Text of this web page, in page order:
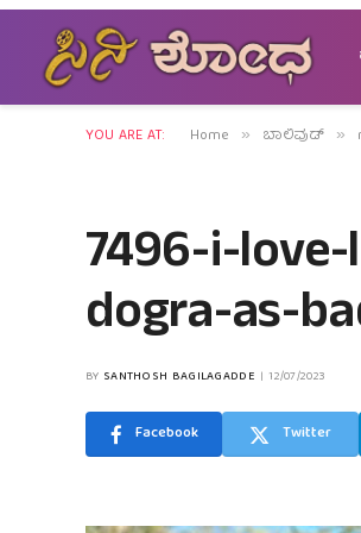
YOU ARE AT: Home » ಬಾಲಿವುಡ್ »
7496-i-
dogra-as-
BY SANTHOSH BAGILAGADDE 12/07/2023
Facebook Twitter